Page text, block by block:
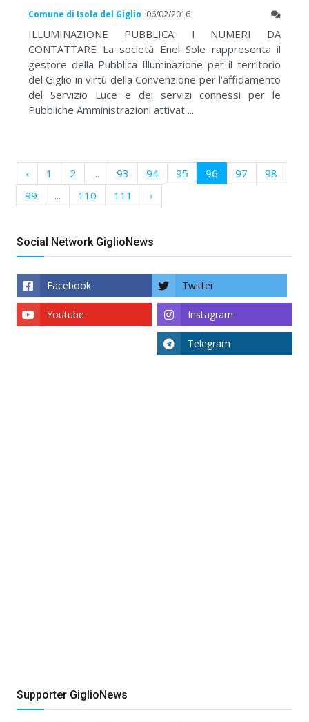
Comune di Isola del Giglio 06/02/2016
ILLUMINAZIONE PUBBLICA: I NUMERI DA
CONTATTARE La società Enel Sole rappresenta il
gestore della Pubblica Illuminazione per il territorio
del Giglio in virtù della Convenzione per l’affidamento
del Servizio Luce e dei servizi connessi per le
Pubbliche Amministrazioni attivat ...
‹ 1 2 ... 93 94 95 96 97
98
99
... 110 111 ›
Social Network GiglioNews
Facebook Twitter
Instagram
Youtube
Telegram
Supporter GiglioNews